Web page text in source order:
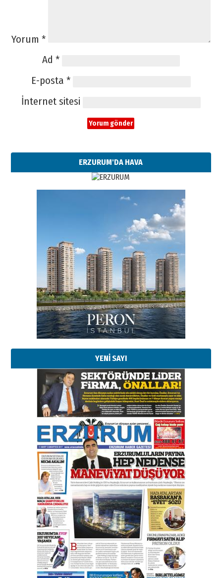
Yorum *
Ad *
E-posta *
İnternet sitesi
ERZURUM'DA HAVA
YENİ SAYI
Esat BİNDESEN
Başkan Sekmen’den Erzurum’a
bir vizyon proje daha!
02 Ağustos 2026 Pazar
Kadir SABUNCUOĞLU
Erzurumspor’un köşe taşları
29 Haziran 2026 Pazartesi
Kenan GÜLERCİ
Murat Şahsuvaroğlu ERKON’da
çıtayı yukarı taşırken,
yönetimdekiler aşağı
çekmemeli!
17 Şubat 2026 SalıOrhan BOZKURT
Bir fotoğraf, bir şehir, bir
gazeteci… Dizginler kimin
elinde?
31 Mart 2026 Salı
A. Berhan Yılmaz
BİR BÖLÜM DEĞİL, BİR ÖMÜR
SEÇİYORSUNUZ… “NEDEN
ATATÜRK ÜNİVERSİTESİ?”
28 Temmuz 2026 Salı
Ahmet Gökhan YAZICI
Ahmed Yesevi’den bir Alperen…
”Reisimiz” idi… Hakka yürüdü.!
26 Mart 2026 Perşembe
Cem Bakırcı
Ardında bıraktığı hatıralarıyla
gönül adamı Faruk Terzioğlu!